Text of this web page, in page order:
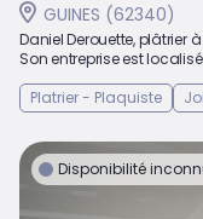
GUINES (62340)
Daniel Derouette, plâtrier
Son entreprise est
Platrier - Plaquiste
Disponibilité